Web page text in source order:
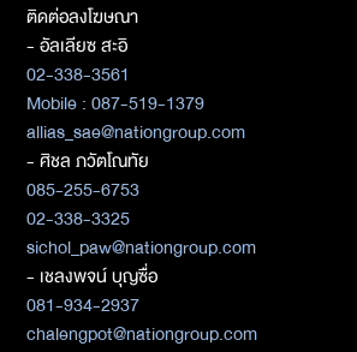
ติดต่อลงโฆษณา
- อัลเลียซ สะอิ
02-338-3561
Mobile : 087-519-1379
allias_sae@nationgroup.com
- ศิชล ภวัตโณทัย
085-255-6753
02-338-3325
sichol_paw@nationgroup.com
- เชลงพจน์ บุญซื่อ
081-934-2937
chalengpot@nationgroup.com